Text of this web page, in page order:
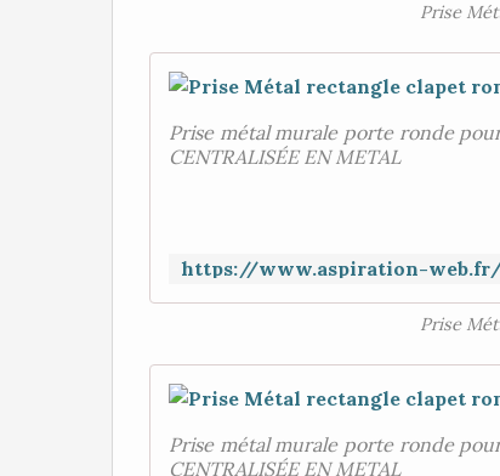
Prise
Prise métal murale porte ronde
CENTRALISÉE EN METAL
Prise
Prise métal murale porte ronde
CENTRALISÉE EN METAL